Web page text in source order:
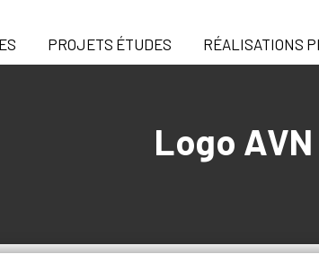
PROJETS ÉTUDES RÉALISATIONS
Logo AVN